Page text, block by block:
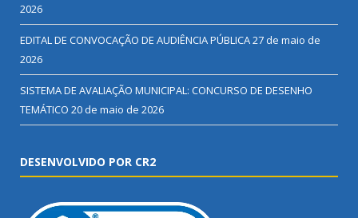
2026
EDITAL DE CONVOCAÇÃO DE AUDIÊNCIA PÚBLICA27 de maio de
2026
SISTEMA DE AVALIAÇÃO MUNICIPAL: CONCURSO DE DESENHO
TEMÁTICO 20 de maio de 2026
DESENVOLVIDO POR CR2